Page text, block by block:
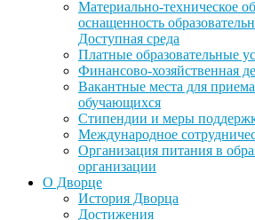
Материально-техническое
оснащенность
Доступная среда
Платные образовательные
Финансово-хозяйственная
Вакантные места для
обучающихся
Стипендии и меры
Международное
Организация питания в
организации
О Дворце
История Дворца
Достижения